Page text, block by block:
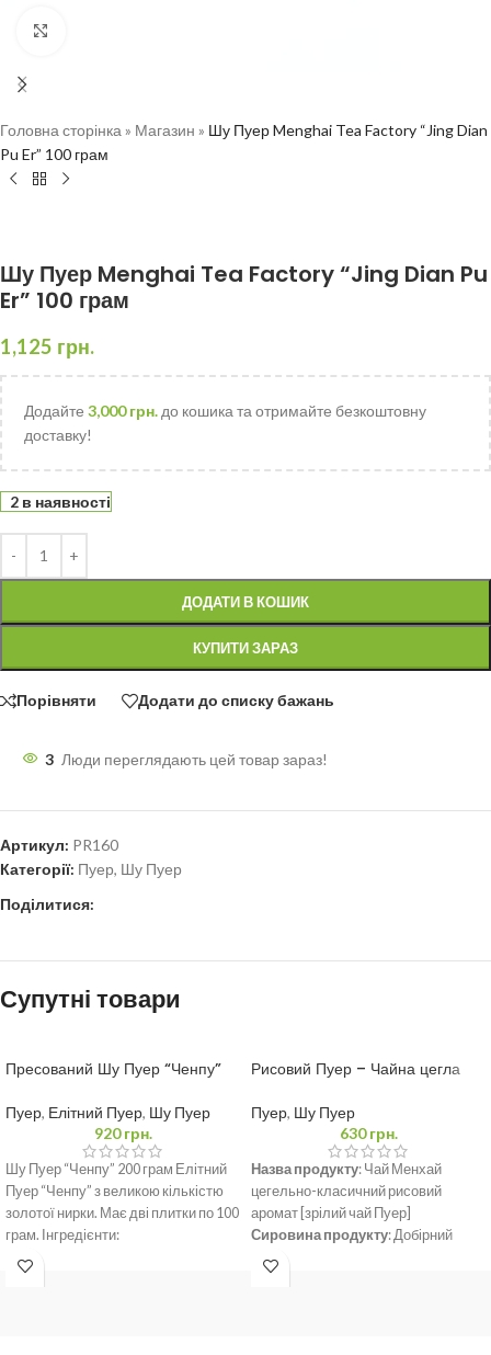
Головна сторінка » Магазин » Шу Пуер Menghai Tea Factory “Jing Dian
Pu Er” 100 грам
Шу Пуер Menghai Tea Factory “Jing Dian Pu
Er” 100 грам
1,125 грн.
Додайте 3,000грн. до кошика та отримайте безкоштовну
доставку!
2 в наявності
ДОДАТИ В КОШИК
КУПИТИ ЗАРАЗ
Порівняти Додати до списку бажань
3 Люди переглядають цей товар зараз!
Артикул: PR160
Категорії: Пуер, Шу Пуер
Поділитися:
Супутні товари
Пресований Шу Пуер “Ченпу”
Пуер, Елітний Пуер, Шу Пуер
920грн.
Шу Пуер “Ченпу” 200 грам Елітний
Пуер “Ченпу” з великою кількістю
золотої нирки. Має дві плитки по 100
грам. Інгредієнти:
Рисовий Пуер – Чайна цегла
Пуер, Шу Пуер
630грн.
Назва продукту: Чай Менхай
цегельно-класичний рисовий
аромат [зрілий чай Пуер]
Сировина продукту: Добірний
крупнолистовий висушений на сонці